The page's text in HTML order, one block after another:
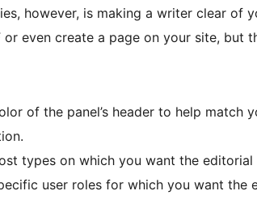
however, is making a writer clear of
or even create a page on your site, but
of the panel’s header to help match
types on which you want the editorial
user roles for which you want the